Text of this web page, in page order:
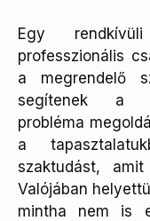
Egy
professzionális
a megrendelő
segítenek a
probléma
a
szaktudást,
Valójában
mintha nem is